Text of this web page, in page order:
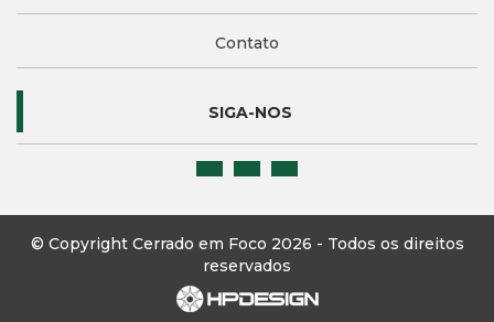
Contato
SIGA-NOS
© Copyright Cerrado em Foco 2026 - Todos os direitos
reservados